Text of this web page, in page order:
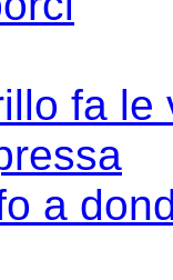
fa le
a